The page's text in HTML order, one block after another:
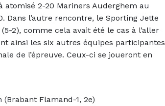
atomisé 2-20 Mariners Auderghem au
Dans l’autre rencontre, le Sporting Jette
2), comme cela avait été le cas à l’aller
ainsi les six autres équipes participantes
de l’épreuve. Ceux-ci se joueront en
Flamand-1, 2e)